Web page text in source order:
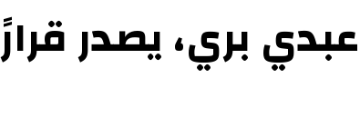
بري، يصدر